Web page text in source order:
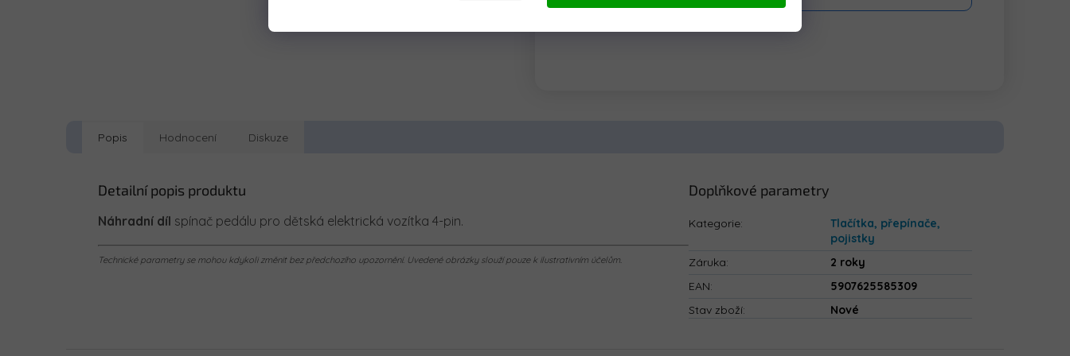
Popis Hodnocení Diskuze
Detailní popis produktu
Náhradní díl spínač pedálu pro dětská elektrická vozítka 4-pin.
Technické parametry se mohou kdykoli změnit bez předchozího upozornění. Uvedené obrázky slouží pouze k ilustrativním účelům.
Doplňkové parametry
Kategorie:
Tlačítka, přepínače,
pojistky
Záruka:
2 roky
EAN:
5907625585309
Stav zboží: Nové